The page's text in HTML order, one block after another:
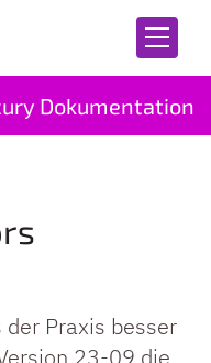
Dokumentation
Praxis besser